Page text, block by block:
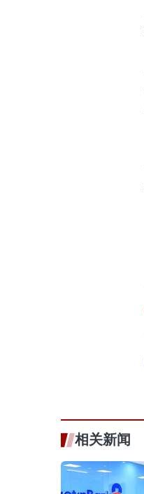
相关新闻